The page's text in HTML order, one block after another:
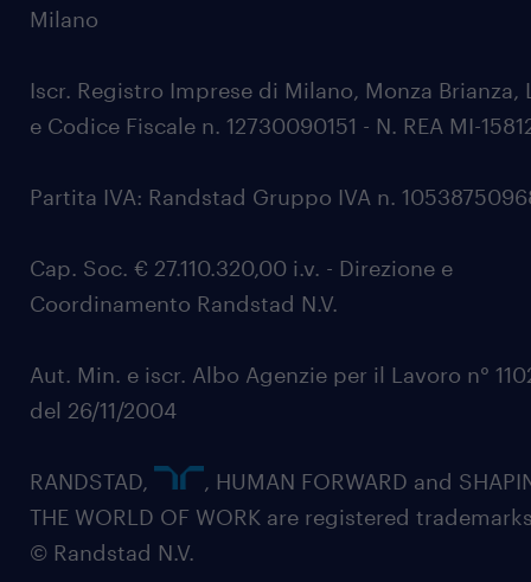
Milano
Iscr. Registro Imprese di Milano, Monza Brianza,
e Codice Fiscale n. 12730090151 - N. REA MI-
Partita IVA: Randstad Gruppo IVA n.
Cap. Soc. € 27.110.320,00 i.v. - Direzione e
Coordinamento Randstad N.V.
Aut. Min. e iscr. Albo Agenzie per il Lavoro n°
del 26/11/2004
RANDSTAD,
, HUMAN FORWARD and
THE WORLD OF WORK are registered
© Randstad N.V.